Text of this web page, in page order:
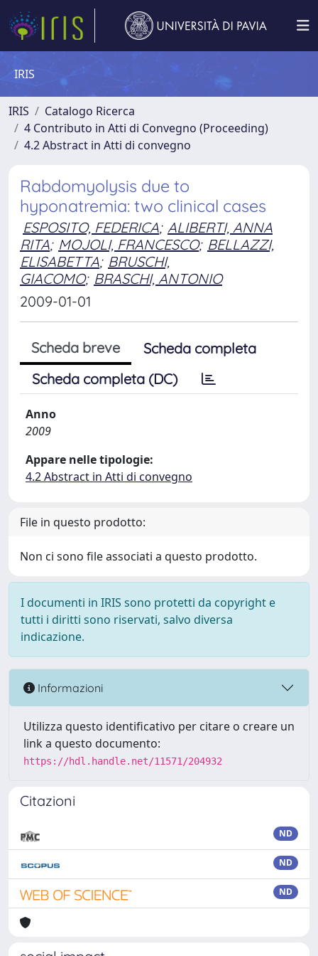
IRIS
IRIS
Catalogo Ricerca
4 Contributo in Atti di Convegno (Proceeding)
4.2 Abstract in Atti di convegno
Rabdomyolysis due to
hyponatremia: two clinical cases
ESPOSITO, FEDERICA; ALIBERTI, ANNA
RITA; MOJOLI, FRANCESCO; BELLAZZI,
ELISABETTA; BRUSCHI,
GIACOMO; BRASCHI, ANTONIO
2009-01-01
Scheda breve
Scheda completa
Scheda completa (DC)
Anno
2009
Appare nelle tipologie:
4.2 Abstract in Atti di convegno
File in questo prodotto:
Non ci sono file associati a questo prodotto.
I documenti in IRIS sono protetti da copyright e
tutti i diritti sono riservati, salvo diversa
indicazione.
Informazioni
Utilizza questo identificativo per citare o creare un
link a questo documento:
https://hdl.handle.net/11571/204932
Citazioni
ND
ND
ND